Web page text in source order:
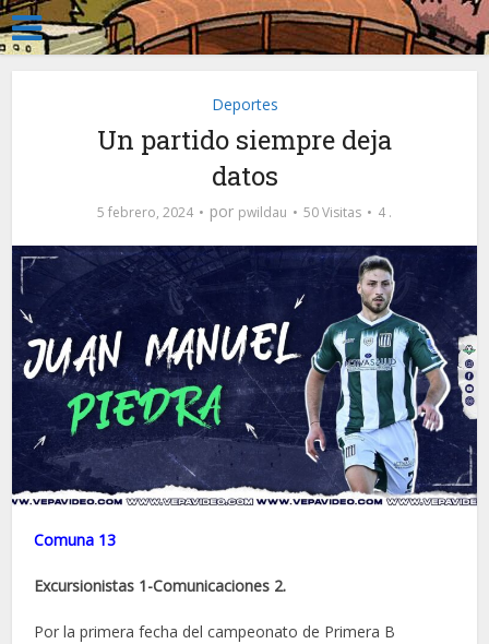
Deportes
Un partido siempre deja
datos
5 febrero, 2024 por pwildau 50 Visitas 4 .
Comuna 13
Excursionistas 1-Comunicaciones 2.
Por la primera fecha del campeonato de Primera B